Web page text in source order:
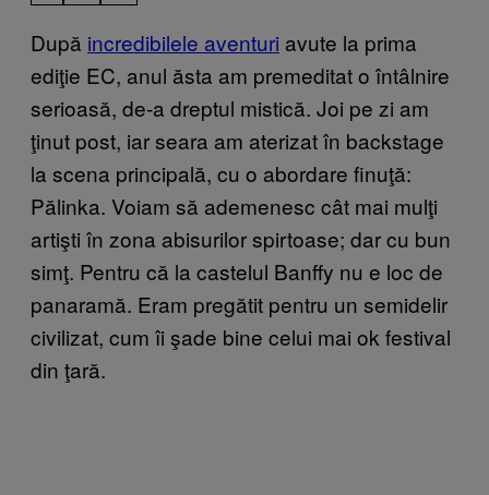
După incredibilele aventuri avute la prima
ediţie EC, anul ăsta am premeditat o întâlnire
serioasă, de-a dreptul mistică. Joi pe zi am
ţinut post, iar seara am aterizat în backstage
la scena principală, cu o abordare finuţă:
Pălinka. Voiam să ademenesc cât mai mulţi
artişti în zona abisurilor spirtoase; dar cu bun
simţ. Pentru că la castelul Banffy nu e loc de
panaramă. Eram pregătit pentru un semidelir
civilizat, cum îi şade bine celui mai ok festival
din ţară.